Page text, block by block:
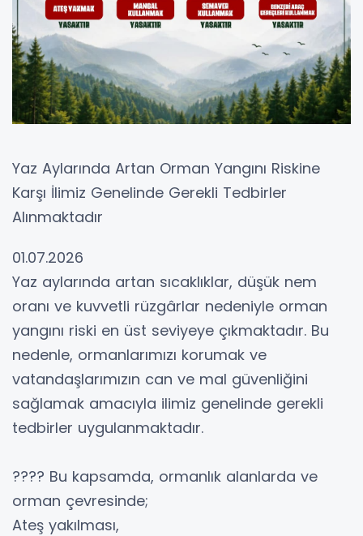
Yaz Aylarında Artan Orman Yangını Riskine
Karşı İlimiz Genelinde Gerekli Tedbirler
Alınmaktadır
01.07.2026
Yaz aylarında artan sıcaklıklar, düşük nem
oranı ve kuvvetli rüzgârlar nedeniyle orman
yangını riski en üst seviyeye çıkmaktadır. Bu
nedenle, ormanlarımızı korumak ve
vatandaşlarımızın can ve mal güvenliğini
sağlamak amacıyla ilimiz genelinde gerekli
tedbirler uygulanmaktadır.
???? Bu kapsamda, ormanlık alanlarda ve
orman çevresinde;
Ateş yakılması,